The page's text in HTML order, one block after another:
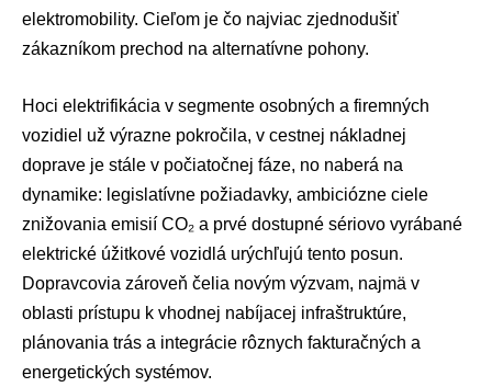
elektromobility. Cieľom je čo najviac zjednodušiť
zákazníkom prechod na alternatívne pohony.
Hoci elektrifikácia v segmente osobných a firemných
vozidiel už výrazne pokročila, v cestnej nákladnej
doprave je stále v počiatočnej fáze, no naberá na
dynamike: legislatívne požiadavky, ambiciózne ciele
znižovania emisií CO₂ a prvé dostupné sériovo vyrábané
elektrické úžitkové vozidlá urýchľujú tento posun.
Dopravcovia zároveň čelia novým výzvam, najmä v
oblasti prístupu k vhodnej nabíjacej infraštruktúre,
plánovania trás a integrácie rôznych fakturačných a
energetických systémov.